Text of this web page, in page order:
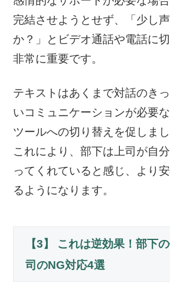
完結させようとせず、「少し
か？」とビデオ通話や電話に
非常に重要です。
テキストはあくまで対話のき
いコミュニケーションが必要
ツールへの切り替えを促しまし
これにより、部下は上司が自
ってくれていると感じ、より
るようになります。
【3】 これは逆効果！部下
司のNG対応4選